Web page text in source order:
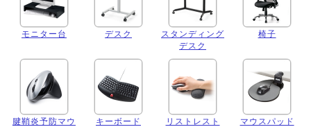
モニター台 デスク
スタンディング
デスク
椅子
腱鞘炎予防マウ
キーボード リストレスト マウスパッド